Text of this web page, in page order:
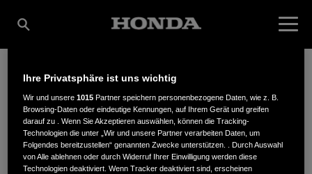
ROLF BEINING GMBH
Bahnhofstr. 12,31061,Alfeld
Ihre Privatsphäre ist uns wichtig
Wir und unsere1015 Partner speichern personenbezogene Daten, wie z. B.
Browsing-Daten oder eindeutige Kennungen, auf Ihrem Gerät und greifen
darauf zu . Wenn Sie Akzeptieren auswählen, können die Tracking-
Technologien die unter „Wir und unsere Partner verarbeiten Daten, um
Folgendes bereitzustellen“ genannten Zwecke unterstützen. . Durch Auswahl
von Alle ablehnen oder durch Widerruf Ihrer Einwilligung werden diese
Technologien deaktiviert. Wenn Tracker deaktiviert sind, erscheinen